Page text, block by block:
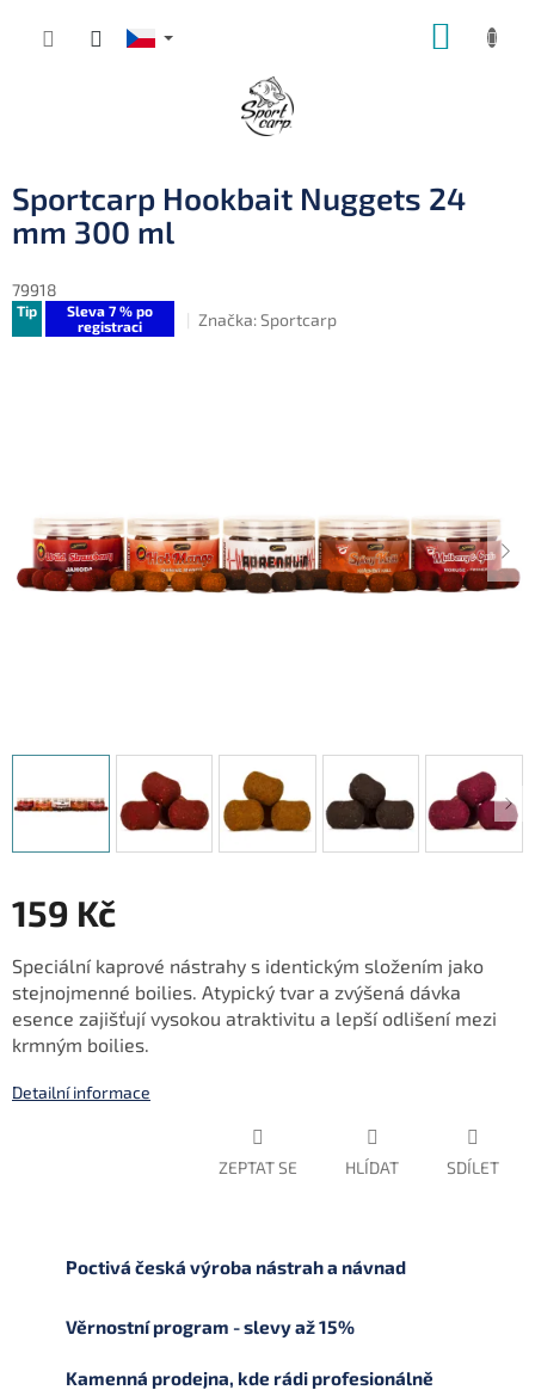
Sportcarp Hookbait Nuggets 24
mm 300 ml
79918
Tip
Sleva 7 % po
registraci
Značka:Sportcarp
159 Kč
cena:
Speciální kaprové nástrahy s identickým složením jako
stejnojmenné boilies. Atypický tvar a zvýšená dávka
esence zajišťují vysokou atraktivitu a lepší odlišení mezi
krmným boilies.
Detailní informace
ZEPTAT SE HLÍDAT SDÍLET
Poctivá česká výroba nástrah a návnad
Věrnostní program - slevy až 15%
Kamenná prodejna, kde rádi profesionálně